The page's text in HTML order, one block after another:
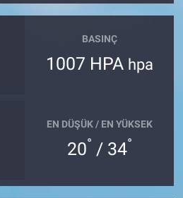
BASINÇ
1007 HPA hpa
EN DÜŞÜK / EN YÜKSEK
20° / 34°